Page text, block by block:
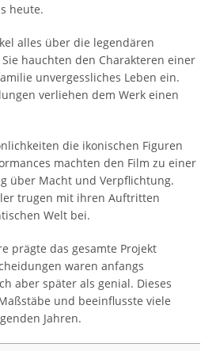
heute.
alles über die legendären
hauchten den Charakteren einer
unvergessliches Leben ein.
verliehen dem Werk einen
die ikonischen Figuren
machten den Film zu einer
über Macht und Verpflichtung.
trugen mit ihren Auftritten
Welt bei.
prägte das gesamte Projekt
waren anfangs
aber später als genial. Dieses
und beeinflusste viele
Jahren.